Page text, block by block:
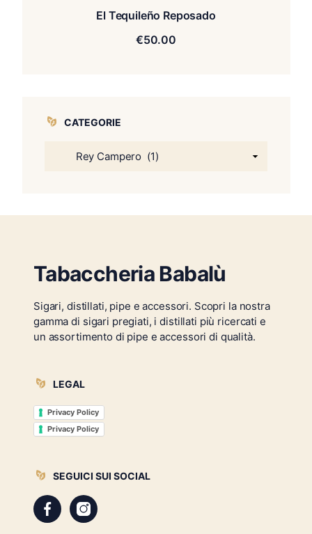
El Tequileño Reposado
€50.00
CATEGORIE
Tabaccheria Babalù
Sigari, distillati, pipe e accessori. Scopri la nostra
gamma di sigari pregiati, i distillati più ricercati e
un assortimento di pipe e accessori di qualità.
LEGAL
Privacy Policy
Privacy Policy
SEGUICI SUI SOCIAL